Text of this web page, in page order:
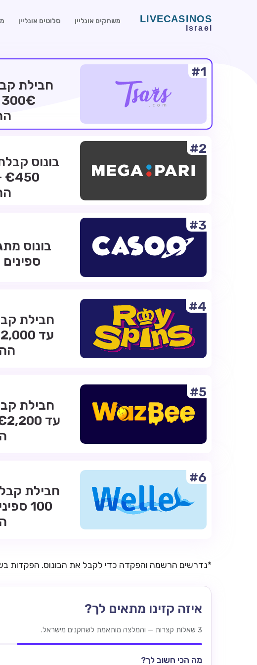
משחקים אונליין סלוטים אונליין
#1
#2
#3
#4
#5
#6
*נדרשים הרשמה והפקדה כדי לקבל את הבונוס. הפקדות
איזה קזינו מתאים לך?
3 שאלות קצרות — והמלצה מותאמת לשחקנים מישראל.
מה הכי חשוב לך?